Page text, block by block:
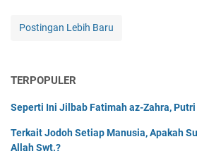
Postingan Lebih Baru
TERPOPULER
Seperti Ini Jilbab Fatimah az-Zahra, Putri
Terkait Jodoh Setiap Manusia, Apakah
Allah Swt.?